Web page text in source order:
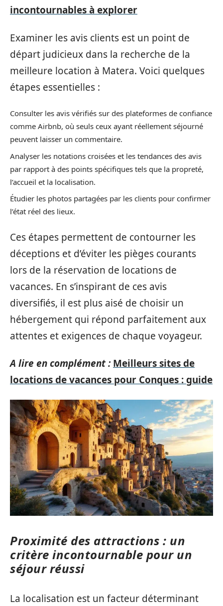
incontournables à explorer
Examiner les avis clients est un point de
départ judicieux dans la recherche de la
meilleure location à Matera. Voici quelques
étapes essentielles :
Consulter les avis vérifiés sur des plateformes de confiance
comme Airbnb, où seuls ceux ayant réellement séjourné
peuvent laisser un commentaire.
Analyser les notations croisées et les tendances des avis
par rapport à des points spécifiques tels que la propreté,
l’accueil et la localisation.
Étudier les photos partagées par les clients pour confirmer
l’état réel des lieux.
Ces étapes permettent de contourner les
déceptions et d’éviter les pièges courants
lors de la réservation de locations de
vacances. En s’inspirant de ces avis
diversifiés, il est plus aisé de choisir un
hébergement qui répond parfaitement aux
attentes et exigences de chaque voyageur.
A lire en complément : Meilleurs sites de
locations de vacances pour Conques : guide
Proximité des attractions : un
critère incontournable pour un
séjour réussi
La localisation est un facteur déterminant